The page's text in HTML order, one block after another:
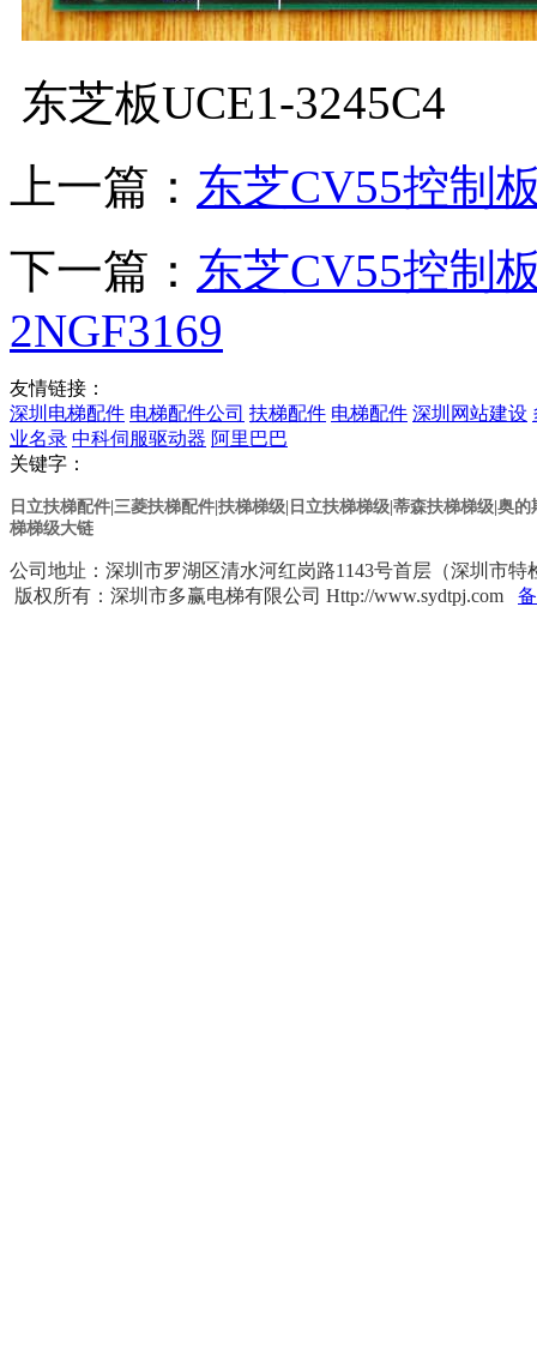
东芝板UCE1-3245C4
上一篇： 东芝CV55控制
下一篇： 东芝CV55控制
2NGF3169
友情链接：
深圳电梯配件 电梯配件公司 扶梯配件 电梯配件 深圳网站建设
业名录 中科伺服驱动器 阿里巴巴
关键字：
日立扶梯配件|三菱扶梯配件|扶梯梯级|日立扶梯梯级 |蒂森扶梯梯级 |奥
梯梯级大链
公司地址：深圳市罗湖区清水河红岗路1143号首层（深圳市
版权所有：深圳市多赢电梯有限公司 Http://www.sydtpj.com